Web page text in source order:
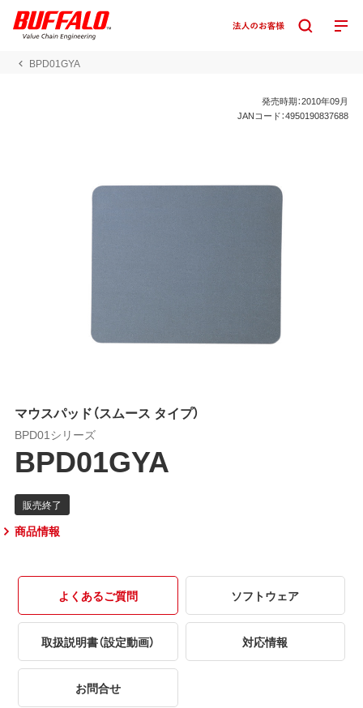
BPD01GYA
発売時期：2010年09月
JANコード：4950190837688
マウスパッド（スムース タイプ）
BPD01シリーズ
BPD01GYA
商品情報
よくあるご質問 ソフトウェア
取扱説明書（設定動画） 対応情報
お問合せ